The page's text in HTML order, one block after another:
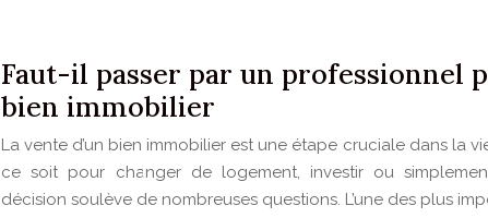
Faut-il passer par un professionnel
bien immobilier
La vente d’un bien immobilier est une étape cruciale dans la
ce soit pour changer de logement, investir ou
décision soulève de nombreuses questions. L’une des plus